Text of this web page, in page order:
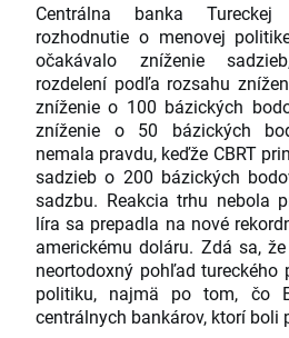
Centrálna banka Tureckej
rozhodnutie o menovej
očakávalo zníženie
rozdelení podľa rozsahu
zníženie o 100 bázických
zníženie o 50 bázických
nemala pravdu, keďže CBRT
sadzieb o 200 bázických
sadzbu. Reakcia trhu nebola
líra sa prepadla na nové
americkému doláru. Zdá sa,
neortodoxný pohľad tureckého
politiku, najmä po tom, čo
centrálnych bankárov, ktorí boli